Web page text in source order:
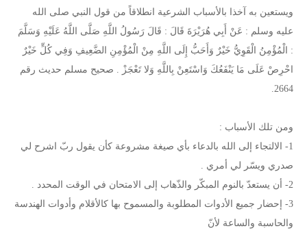
ويستعين به آخذا بالأسباب الشرعية انطلاقاً من قول النبي صلى الله
عليه وسلم : عَنْ أَبِي هُرَيْرَةَ قَالَ : قَالَ رَسُولُ اللَّهِ صَلَّى اللَّهُ عَلَيْهِ وَسَلَّمَ
: الْمُؤْمِنُ الْقَوِيُّ خَيْرٌ وَأَحَبُّ إِلَى اللَّهِ مِنْ الْمُؤْمِنِ الضَّعِيفِ وَفِي كُلٍّ خَيْرٌ
احْرِصْ عَلَى مَا يَنْفَعُكَ وَاسْتَعِنْ بِاللَّهِ وَلا تَعْجَزْ . صحيح مسلم حديث رقم
2664.
ومن تلك الأسباب :
1- الالتجاء إلى الله بالدعاء بأي صيغة مشروعة كأن يقول ربّ اشرح لي
صدري ويسّر لي أمري .
2- أن يستعدّ بالنوم المبكّر والذّهاب إلى الامتحان في الوقت المحدد .
3- إحضار جميع الأدوات المطلوبة والمسموح بها كالأقلام وأدوات الهندسة
والحاسبة والساعة لأنّ